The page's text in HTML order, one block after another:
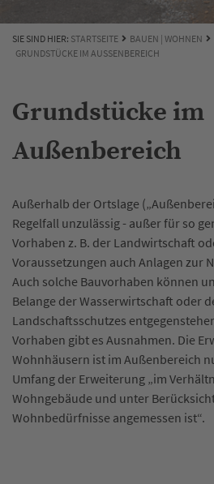
SIE SIND HIER: STARTSEITE BAUEN | WOHNEN
GRUNDSTÜCKE IM AUSSENBEREICH
Grundstücke im
Außenbereich
Außerhalb der Ortslage
Regelfall unzulässig - außer für so
Vorhaben z. B. der Landwirtschaft
Voraussetzungen auch Anlagen zur
Auch solche Bauvorhaben können
Belange der Wasserwirtschaft oder
Landschaftsschutzes
Vorhaben gibt es Ausnahmen. Die
Wohnhäusern ist im Außenbereich
Umfang der Erweiterung „im
Wohngebäude und unter
Wohnbedürfnisse angemessen ist“.